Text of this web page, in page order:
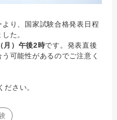
り、国家試験合格発表日程
た。
月）午後2時です。発表直後
可能性があるのでご注意く
ださい。